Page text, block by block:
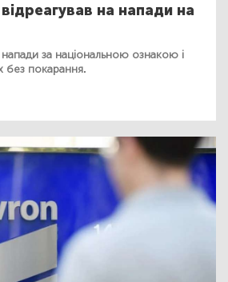
на напади на
за національною ознакою і
без покарання.